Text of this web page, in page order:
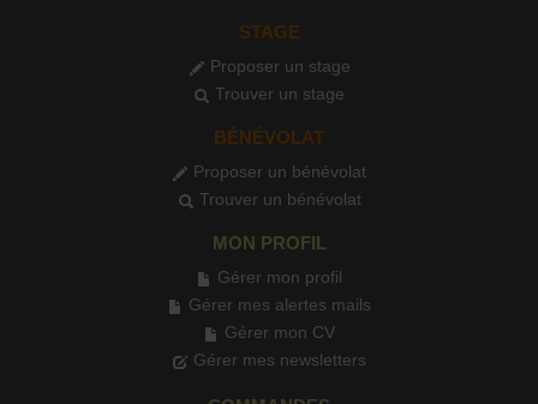
STAGE
Proposer un stage
Trouver un stage
BÉNÉVOLAT
Proposer un bénévolat
Trouver un bénévolat
MON PROFIL
Gérer mon profil
Gérer mes alertes mails
Gérer mon CV
Gérer mes newsletters